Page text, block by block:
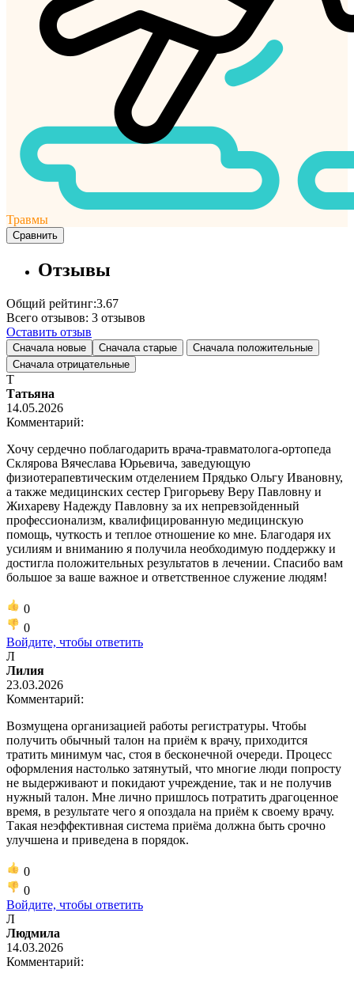
Травмы
Сравнить
Отзывы
Общий рейтинг:3.67
Всего отзывов: 3 отзывов
Оставить отзыв
Сначала новые Сначала старые
Сначала положительные
Сначала отрицательные
Т
Татьяна
14.05.2026
Комментарий:
Хочу сердечно поблагодарить врача-травматолога-ортопеда
Склярова Вячеслава Юрьевича, заведующую
физиотерапевтическим отделением Прядько Ольгу Ивановну,
а также медицинских сестер Григорьеву Веру Павловну и
Жихареву Надежду Павловну за их непревзойденный
профессионализм, квалифицированную медицинскую
помощь, чуткость и теплое отношение ко мне. Благодаря их
усилиям и вниманию я получила необходимую поддержку и
достигла положительных результатов в лечении. Спасибо вам
большое за ваше важное и ответственное служение людям!
0
0
Войдите, чтобы ответить
Л
Лилия
23.03.2026
Комментарий:
Возмущена организацией работы регистратуры. Чтобы
получить обычный талон на приём к врачу, приходится
тратить минимум час, стоя в бесконечной очереди. Процесс
оформления настолько затянутый, что многие люди попросту
не выдерживают и покидают учреждение, так и не получив
нужный талон. Мне лично пришлось потратить драгоценное
время, в результате чего я опоздала на приём к своему врачу.
Такая неэффективная система приёма должна быть срочно
улучшена и приведена в порядок.
0
0
Войдите, чтобы ответить
Л
Людмила
14.03.2026
Комментарий: